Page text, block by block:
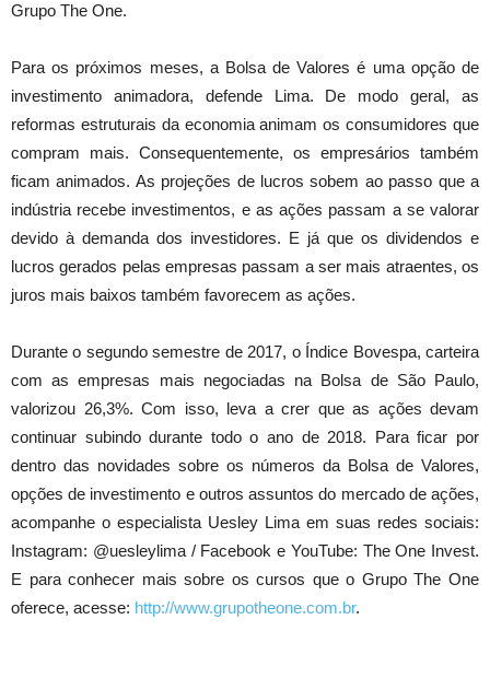
Grupo The One.
Para os próximos meses, a Bolsa de Valores é uma opção de
investimento animadora, defende Lima. De modo geral, as
reformas estruturais da economia animam os consumidores que
compram mais. Consequentemente, os empresários também
ficam animados. As projeções de lucros sobem ao passo que a
indústria recebe investimentos, e as ações passam a se valorar
devido à demanda dos investidores. E já que os dividendos e
lucros gerados pelas empresas passam a ser mais atraentes, os
juros mais baixos também favorecem as ações.
Durante o segundo semestre de 2017, o Índice Bovespa, carteira
com as empresas mais negociadas na Bolsa de São Paulo,
valorizou 26,3%. Com isso, leva a crer que as ações devam
continuar subindo durante todo o ano de 2018. Para ficar por
dentro das novidades sobre os números da Bolsa de Valores,
opções de investimento e outros assuntos do mercado de ações,
acompanhe o especialista Uesley Lima em suas redes sociais:
Instagram: @uesleylima / Facebook e YouTube: The One Invest.
E para conhecer mais sobre os cursos que o Grupo The One
oferece, acesse: http://www.grupotheone.com.br.